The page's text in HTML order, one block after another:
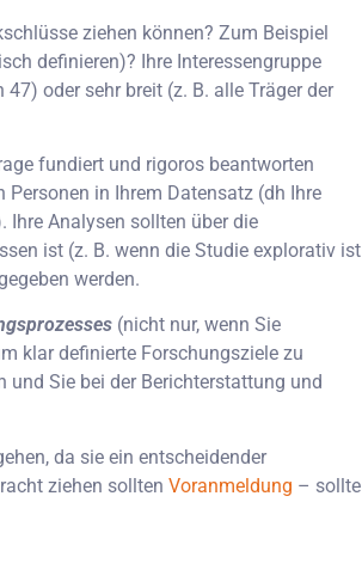
ziehen können? Zum Beispiel
definieren)? Ihre Interessengruppe
oder sehr breit (z. B. alle Träger der
fundiert und rigoros beantworten
in Ihrem Datensatz (dh Ihre
Analysen sollten über die
ist (z. B. wenn die Studie explorativ ist
werden.
(nicht nur, wenn Sie
klar definierte Forschungsziele zu
Sie bei der Berichterstattung und
da sie ein entscheidender
ziehen sollten Voranmeldung – sollte